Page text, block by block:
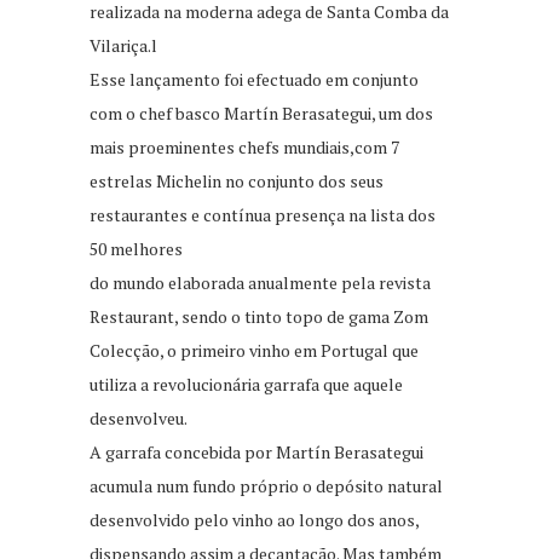
realizada na moderna adega de Santa Comba da
Vilariça.l
Esse lançamento foi efectuado em conjunto
com o chef basco Martín Berasategui, um dos
mais proeminentes chefs mundiais,com 7
estrelas Michelin no conjunto dos seus
restaurantes e contínua presença na lista dos
50 melhores
do mundo elaborada anualmente pela revista
Restaurant, sendo o tinto topo de gama Zom
Colecção, o primeiro vinho em Portugal que
utiliza a revolucionária garrafa que aquele
desenvolveu.
A garrafa concebida por Martín Berasategui
acumula num fundo próprio o depósito natural
desenvolvido pelo vinho ao longo dos anos,
dispensando assim a decantação. Mas também